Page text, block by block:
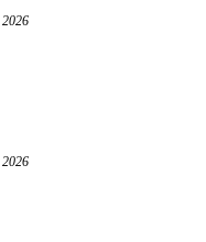
2026
2026